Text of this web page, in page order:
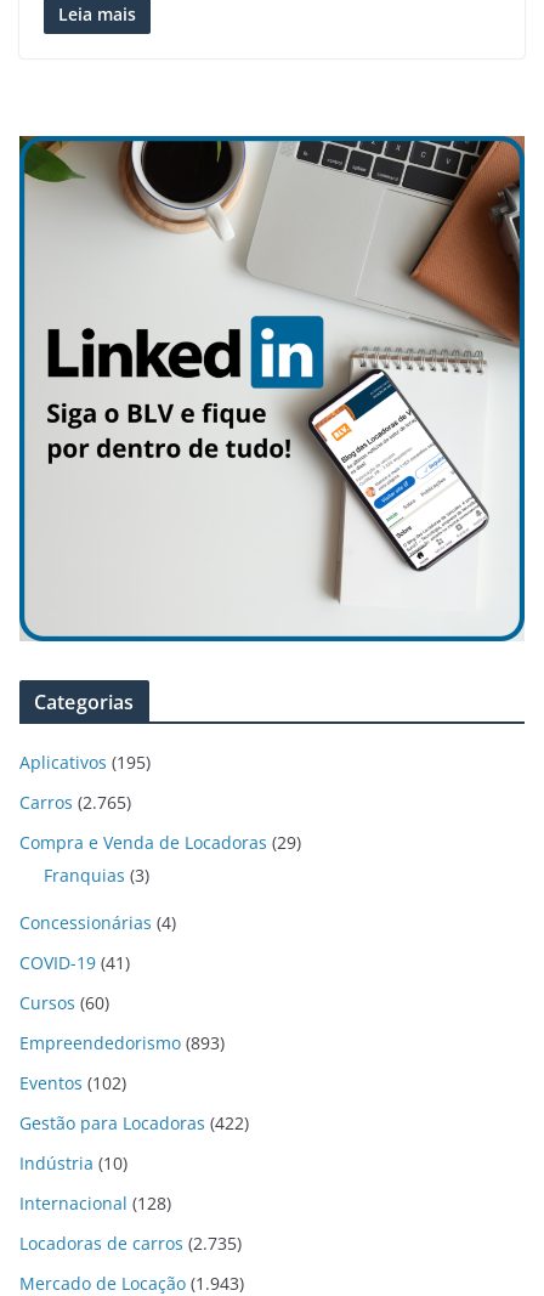
Leia mais
Categorias
Aplicativos (195)
Carros (2.765)
Compra e Venda de Locadoras (29)
Franquias (3)
Concessionárias (4)
COVID-19 (41)
Cursos (60)
Empreendedorismo (893)
Eventos (102)
Gestão para Locadoras (422)
Indústria (10)
Internacional (128)
Locadoras de carros (2.735)
Mercado de Locação (1.943)